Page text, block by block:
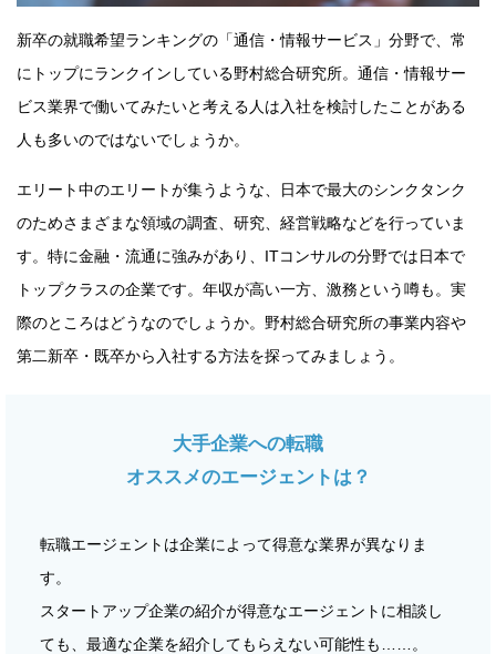
新卒の就職希望ランキングの「通信・情報サービス」分野で、常
にトップにランクインしている野村総合研究所。通信・情報サー
ビス業界で働いてみたいと考える人は入社を検討したことがある
人も多いのではないでしょうか。
エリート中のエリートが集うような、日本で最大のシンクタンク
のためさまざまな領域の調査、研究、経営戦略などを行っていま
す。特に金融・流通に強みがあり、ITコンサルの分野では日本で
トップクラスの企業です。年収が高い一方、激務という噂も。実
際のところはどうなのでしょうか。野村総合研究所の事業内容や
第二新卒・既卒から入社する方法を探ってみましょう。
大手企業への転職
オススメのエージェントは？
転職エージェントは企業によって得意な業界が異なりま
す。
スタートアップ企業の紹介が得意なエージェントに相談し
ても、最適な企業を紹介してもらえない可能性も……。